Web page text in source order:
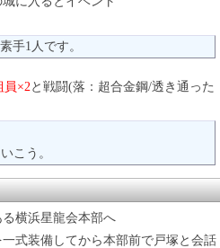
手1人です。
員×2と戦闘(落：超合金鋼/透き通った
こう。
横浜星龍会本部へ
式装備してから本部前で戸塚と会話